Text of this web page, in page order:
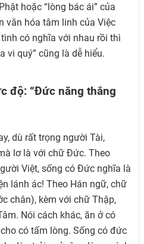
hoặc “lòng bác ái” của
văn hóa tâm linh của Việc
có nghĩa với nhau rồi thì
vi quý” cũng là dễ hiểu.
độ: “Đức năng thắng
dù rất trọng người Tài,
lơ là với chữ Đức. Theo
Việt, sống có Đức nghĩa là
lánh ác! Theo Hán ngữ, chữ
chân), kèm với chữ Thập,
Nói cách khác, ăn ở có
có tấm lòng. Sống có đức